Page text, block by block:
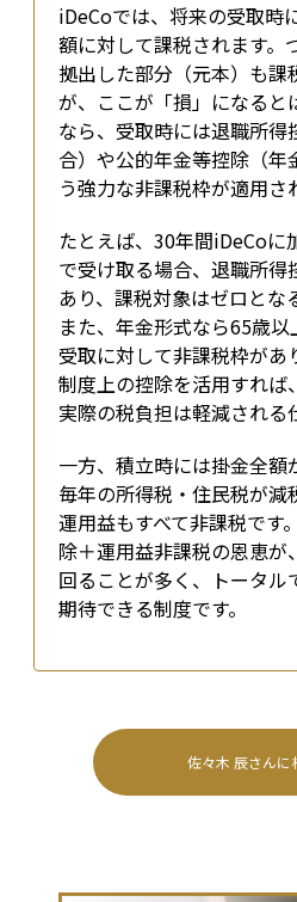
iDeCoでは、将来の受取時
額に対して課税されます。
拠出した部分（元本）も課
が、ここが「損」になると
なら、受取時には退職所得
合）や公的年金等控除（年
う強力な非課税枠が適用さ
たとえば、30年間iDeCoに
で受け取る場合、退職所
あり、課税対象はゼロとな
また、年金形式なら65歳
受取に対して非課税枠があ
制度上の控除を活用すれば
実際の税負担は軽減される
一方、積立時には掛金全額
毎年の所得税・住民税が減
運用益もすべて非課税です
除＋運用益非課税の恩恵が
回ることが多く、トータル
期待できる制度です。
佐々木 辰さんに